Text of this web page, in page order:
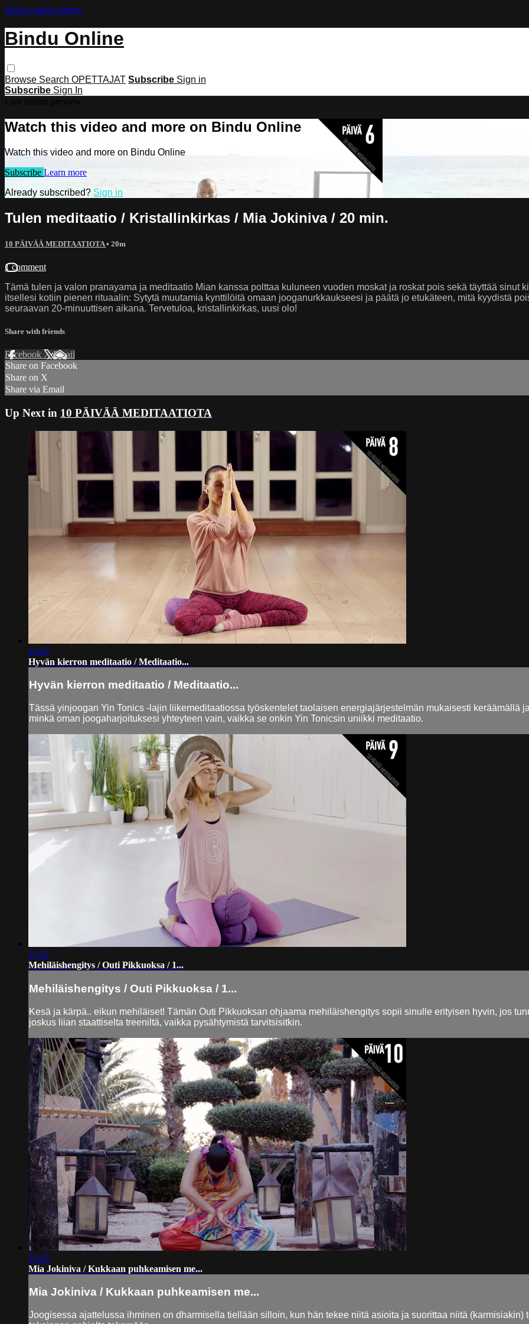
Skip to main content
Bindu Online
Browse Search OPETTAJAT Subscribe Sign in
Subscribe Sign In
Watch this video and more on Bindu Online
Watch this video and more on Bindu Online
Subscribe Learn more
Already subscribed? Sign in
Tulen meditaatio / Kristallinkirkas / Mia Jokiniva / 20 min.
10 PÄIVÄÄ MEDITAATIOTA• 20m
1 comment
Tämä tulen ja valon pranayama ja meditaatio Mian kanssa polttaa kuluneen vuoden moskat ja roskat pois sekä täyttää sinut
itsellesi kotiin pienen rituaalin: Sytytä muutamia kynttilöitä omaan jooganurkkaukseesi ja päätä jo etukäteen, mitä kyydistä
seuraavan 20-minuuttisen aikana. Tervetuloa, kristallinkirkas, uusi olo!
Share with friends
Facebook XEmail
Share on Facebook
Share on X
Share via Email
Up Next in 10 PÄIVÄÄ MEDITAATIOTA
15:47
Hyvän kierron meditaatio / Meditaatio...
Hyvän kierron meditaatio / Meditaatio...
Tässä yinjoogan Yin Tonics -lajin liikemeditaatiossa työskentelet taolaisen energiajärjestelmän mukaisesti keräämällä
minkä oman joogaharjoituksesi yhteyteen vain, vaikka se onkin Yin Tonicsin uniikki meditaatio.
11:52
Mehiläishengitys / Outi Pikkuoksa / 1...
Mehiläishengitys / Outi Pikkuoksa / 1...
Kesä ja kärpä.. eikun mehiläiset! Tämän Outi Pikkuoksan ohjaama mehiläishengitys sopii sinulle erityisen hyvin, jos
joskus liian staattiselta treeniltä, vaikka pysähtymistä tarvitsisitkin.
15:45
Mia Jokiniva / Kukkaan puhkeamisen me...
Mia Jokiniva / Kukkaan puhkeamisen me...
Joogisessa ajattelussa ihminen on dharmisella tiellään silloin, kun hän tekee niitä asioita ja suorittaa niitä